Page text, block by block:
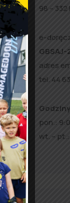
98 –
e-
GBSAJ-
adres
tel. 44
pon.:
wt. – pt.: